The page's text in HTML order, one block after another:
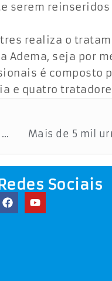
serem reinseridos
realiza o
Adema, seja por
é composto
e quatro
PGE-SE realiza oficina de Planejamento Estratégico e traça metas para otimização de serviços
Sociais